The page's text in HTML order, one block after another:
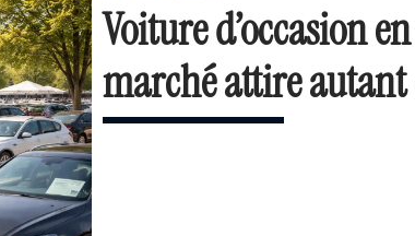
Voiture d’occasion
marché attire autant